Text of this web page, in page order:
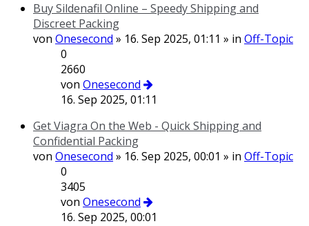
Buy Sildenafil Online – Speedy Shipping and
Discreet Packing
von Onesecond » 16. Sep 2025, 01:11 » in Off-Topic
0
2660
von Onesecond
16. Sep 2025, 01:11
Get Viagra On the Web - Quick Shipping and
Confidential Packing
von Onesecond » 16. Sep 2025, 00:01 » in Off-Topic
0
3405
von Onesecond
16. Sep 2025, 00:01